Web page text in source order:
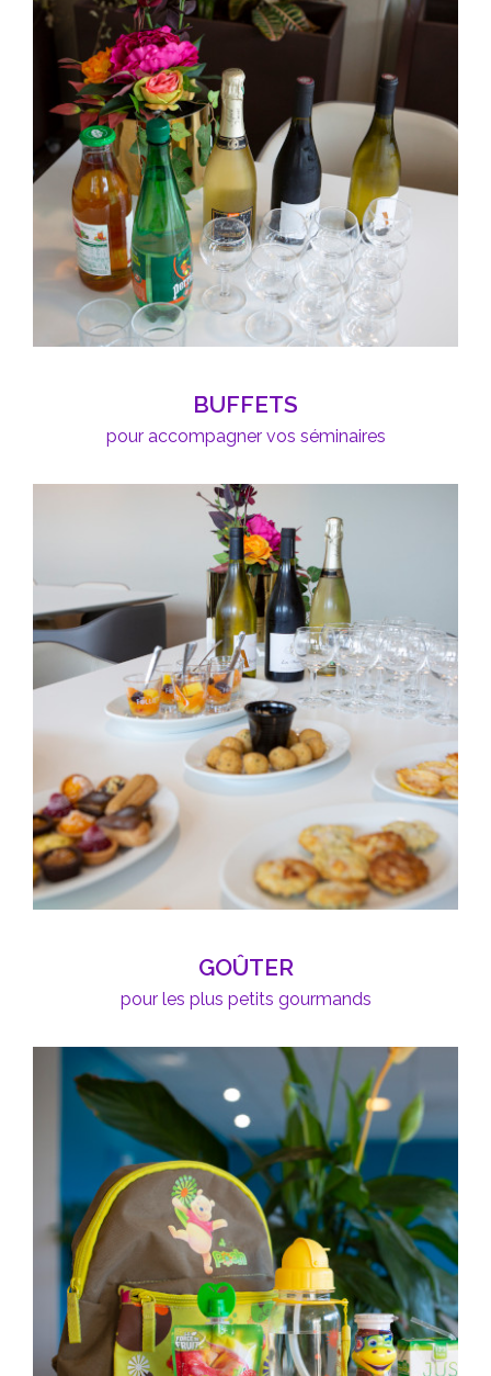
BUFFETS
pour accompagner vos séminaires
GOÛTER
pour les plus petits gourmands